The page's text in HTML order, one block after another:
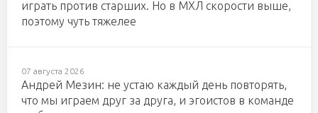
играть против старших. Но в МХЛ скорости выше,
поэтому чуть тяжелее
07 августа 2026
Андрей Мезин: не устаю каждый день повторять,
что мы играем друг за друга, и эгоистов в команде